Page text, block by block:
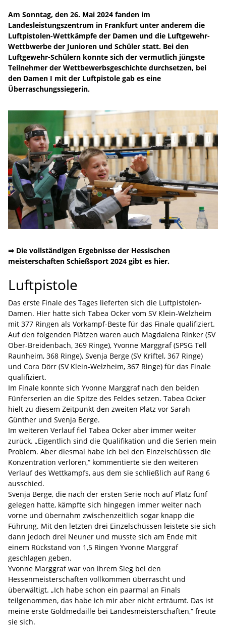
Am Sonntag, den 26. Mai 2024 fanden im
Landesleistungszentrum in Frankfurt unter anderem die
Luftpistolen-Wettkämpfe der Damen und die Luftgewehr-
Wettbwerbe der Junioren und Schüler statt. Bei den
Luftgewehr-Schülern konnte sich der vermutlich jüngste
Teilnehmer der Wettbewerbsgeschichte durchsetzen, bei
den Damen I mit der Luftpistole gab es eine
Überraschungssiegerin.
⇒ Die vollständigen Ergebnisse der Hessischen
meisterschaften Schießsport 2024 gibt es hier.
Luftpistole
Das erste Finale des Tages lieferten sich die Luftpistolen-
Damen. Hier hatte sich Tabea Ocker vom SV Klein-Welzheim
mit 377 Ringen als Vorkampf-Beste für das Finale qualifiziert.
Auf den folgenden Plätzen waren auch Magdalena Rinker (SV
Ober-Breidenbach, 369 Ringe), Yvonne Marggraf (SPSG Tell
Raunheim, 368 Ringe), Svenja Berge (SV Kriftel, 367 Ringe)
und Cora Dörr (SV Klein-Welzheim, 367 Ringe) für das Finale
qualifiziert.
Im Finale konnte sich Yvonne Marggraf nach den beiden
Fünferserien an die Spitze des Feldes setzen. Tabea Ocker
hielt zu diesem Zeitpunkt den zweiten Platz vor Sarah
Günther und Svenja Berge.
Im weiteren Verlauf fiel Tabea Ocker aber immer weiter
zurück. „Eigentlich sind die Qualifikation und die Serien mein
Problem. Aber diesmal habe ich bei den Einzelschüssen die
Konzentration verloren,“ kommentierte sie den weiteren
Verlauf des Wettkampfs, aus dem sie schließlich auf Rang 6
ausschied.
Svenja Berge, die nach der ersten Serie noch auf Platz fünf
gelegen hatte, kämpfte sich hingegen immer weiter nach
vorne und übernahm zwischenzeitlich sogar knapp die
Führung. Mit den letzten drei Einzelschüssen leistete sie sich
dann jedoch drei Neuner und musste sich am Ende mit
einem Rückstand von 1,5 Ringen Yvonne Marggraf
geschlagen geben.
Yvonne Marggraf war von ihrem Sieg bei den
Hessenmeisterschaften vollkommen überrascht und
überwältigt. „Ich habe schon ein paarmal an Finals
teilgenommen, das habe ich mir aber nicht erträumt. Das ist
meine erste Goldmedaille bei Landesmeisterschaften,“ freute
sie sich.